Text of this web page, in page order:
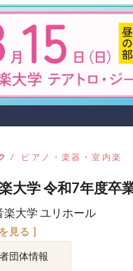
ピアノ・楽器・室内楽
大学 令和7年度卒
楽大学 ユリホール
見る ]
団体情報